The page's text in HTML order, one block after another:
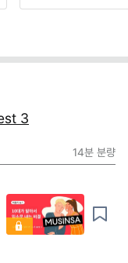
3
14분 분량